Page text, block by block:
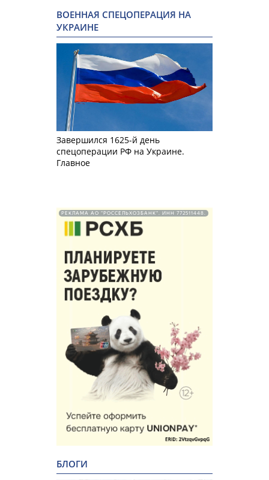
ВОЕННАЯ СПЕЦОПЕРАЦИЯ НА
УКРАИНЕ
Завершился 1625-й день
спецоперации РФ на Украине.
Главное
РЕКЛАМА АО "РОССЕЛЬХОЗБАНК". ИНН 772511448.
БЛОГИ